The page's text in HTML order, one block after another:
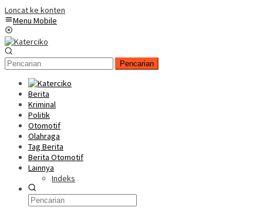
Loncat ke konten
Menu Mobile
Pencarian
Berita
Kriminal
Politik
Otomotif
Olahraga
Tag Berita
Berita Otomotif
Lainnya
Indeks